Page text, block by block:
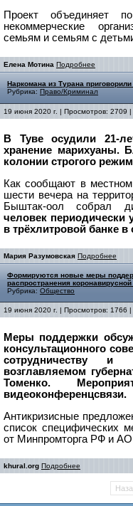
Проект объединяет
некоммерческие
семьям и семьям с
Елена Мотина Подробнее
Наркомана из Турана
Рубрика: Право/Криминал
19 июня 2020 г. | Просмотров: 2709
В Туве осудили 21-
хранение марихуаны.
колонии строгого
Как сообщают в
шести вечера на
Быштак-оол собрал
человек периодически
в трёхлитровой банке в
Мария Разумовская Подробнее
Формируются новые меры
распространения
Рубрика: Общество
19 июня 2020 г. | Просмотров: 1766
Меры поддержки
консультационного
сотрудничеству и
возглавляемом
Томенко.
видеоконференцсвязи.
Антикризисные
список специфических
от Минпромторга РФ и
khural.org Подробнее